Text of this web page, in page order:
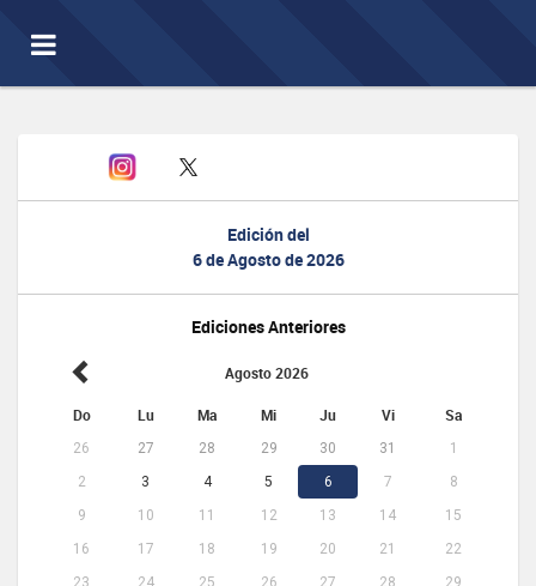
Toggle
navigation
Edición del
6 de Agosto de 2026
Ediciones Anteriores
Agosto 2026
Do Lu Ma Mi Ju Vi Sa
26 27 28 29 30 31
1
2
3 4 5 6 7
8
9
10 11 12 13 14
15
16
17 18 19 20 21
22
23
24 25 26 27 28
29